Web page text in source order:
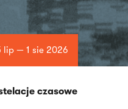
lip — 1 sie 2026
czasowe